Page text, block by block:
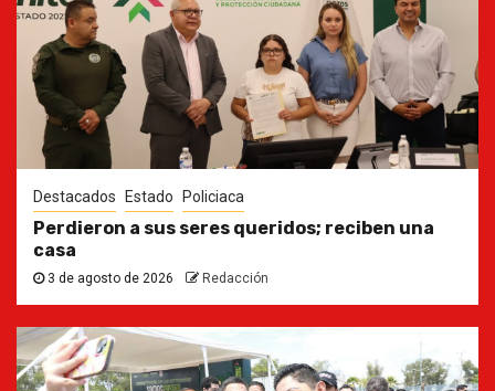
Destacados Estado Policiaca
Perdieron a sus seres queridos; reciben una
casa
3 de agosto de 2026 Redacción